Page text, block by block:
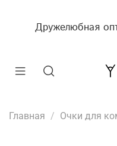
Дружелюбная
Главная Очки для